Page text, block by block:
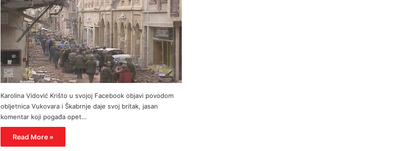
Karolina Vidović Krišto u svojoj Facebook objavi povodom
obljetnica Vukovara i Škabrnje daje svoj britak, jasan
komentar koji pogađa opet…
Read More »